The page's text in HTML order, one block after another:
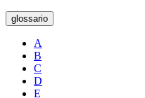
glossario
A
B
C
D
E